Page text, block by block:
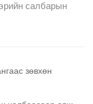
салбарын
зөвхөн